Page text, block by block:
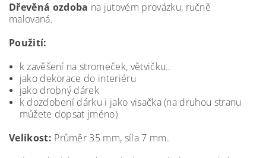
Dřevěná ozdoba na jutovém provázku, ručně
malovaná.
Použití:
k zavěšení na stromeček, větvičku..
jako dekorace do interiéru
jako drobný dárek
k dozdobení dárku i jako visačka (na druhou stranu
můžete dopsat jméno)
Velikost: Průměr 35 mm, síla 7 mm.